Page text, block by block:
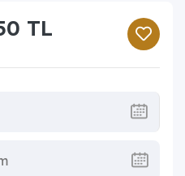
TL